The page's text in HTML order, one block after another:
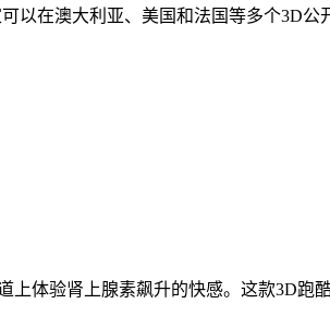
以在澳大利亚、美国和法国等多个3D
体验肾上腺素飙升的快感。这款3D跑